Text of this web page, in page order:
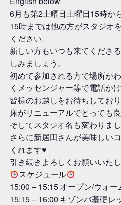
6月も第2土曜日土曜日15時か
15時までは他の方がスタジオ
ください。
新しい方もいつも来てくださ
しみましょう。
初めて参加される方で場所が
くメッセンジャー等で電話か
皆様のお越しをお待ちしてお
床がリニューアルでとっても
そしてスタジオ名も変わりま
さらに新居田さんが美味しい
くれます♥
引き続きよろしくお願いいたし
スケジュール
15:00 – 15:15 オープン/ウォー
15:15 – 16:00 キゾンバ基礎レ